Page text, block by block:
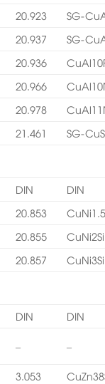
20.923
SG-
20.937
SG-
20.936
20.966
20.978
21.461 SG-
DIN
DIN
20.853
20.855
CuNi2Si
20.857 CuNi3Si
DIN DIN
– –
3.053